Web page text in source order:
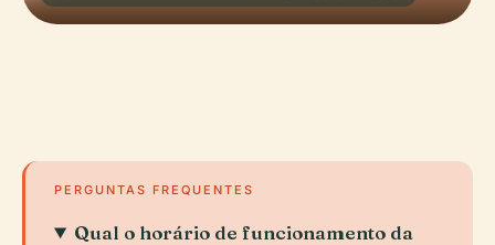
PERGUNTAS FREQUENTES
Qual o horário de funcionamento da